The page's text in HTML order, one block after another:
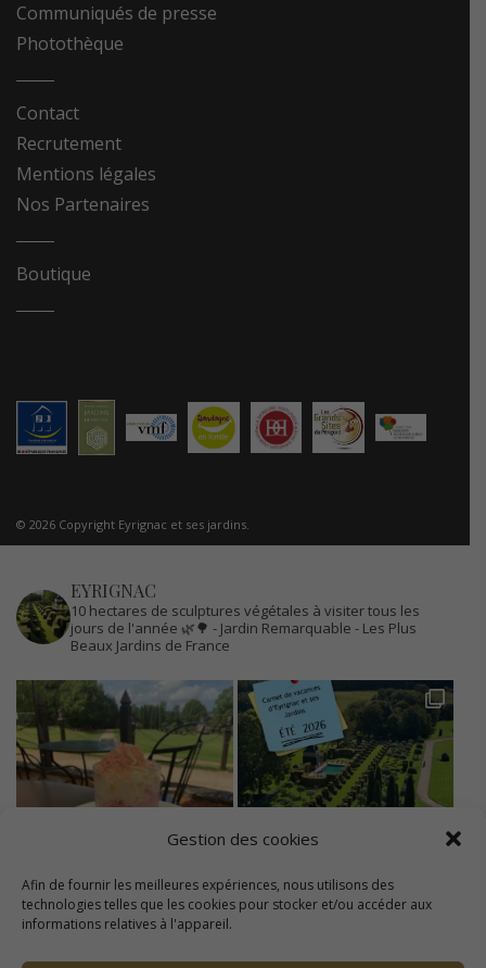
Gestion des cookies
Afin de fournir les meilleures expériences, nous utilisons des
technologies telles que les cookies pour stocker et/ou accéder aux
informations relatives à l'appareil.
Communiqués de presse
Photothèque
Contact
Recrutement
Mentions légales
Nos Partenaires
Boutique
© 2026 Copyright Eyrignac et ses jardins.
EYRIGNAC
10 hectares de sculptures végétales à visiter tous les
jours de l'année 🌿🌳 - Jardin Remarquable - Les Plus
Beaux Jardins de France